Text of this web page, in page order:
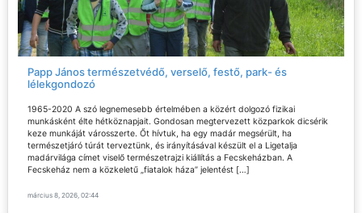
Papp János természetvédő, verselő, festő, park- és
lélekgondozó
1965-2020 A szó legnemesebb értelmében a közért dolgozó fizikai
munkásként élte hétköznapjait. Gondosan megtervezett közparkok dicsérik
keze munkáját városszerte. Őt hívtuk, ha egy madár megsérült, ha
természetjáró túrát terveztünk, és irányításával készült el a Ligetalja
madárvilága címet viselő természetrajzi kiállítás a Fecskeházban. A
Fecskeház nem a közkeletű „fiatalok háza” jelentést […]
március 8, 2026, 02:44